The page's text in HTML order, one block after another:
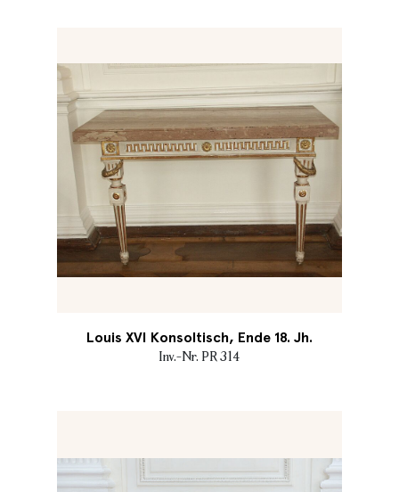
Louis XVI Konsoltisch, Ende 18. Jh.
Inv.-Nr. PR 314